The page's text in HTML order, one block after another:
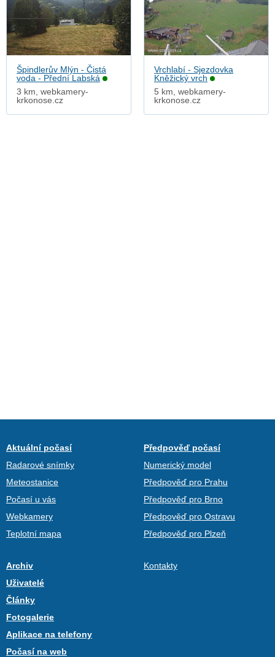
Špindlerův Mlýn - Čistá
voda - Přední Labská
3 km, webkamery-
krkonose.cz
Vrchlabí - Sjezdovka
Kněžický vrch
5 km, webkamery-
krkonose.cz
Aktuální počasí
Radarové snímky
Meteostanice
Počasí u vás
Webkamery
Teplotní mapa
Předpověď počasí
Numerický model
Předpověď pro Prahu
Předpověď pro Brno
Předpověď pro Ostravu
Předpověď pro Plzeň
Archiv
Uživatelé
Články
Fotogalerie
Aplikace na telefony
Počasí na web
Kontakty